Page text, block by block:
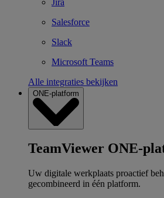
Jira
Salesforce
Slack
Microsoft Teams
Alle integraties bekijken
ONE-platform
TeamViewer ONE-
Uw digitale werkplaats proactief
gecombineerd in één platform.